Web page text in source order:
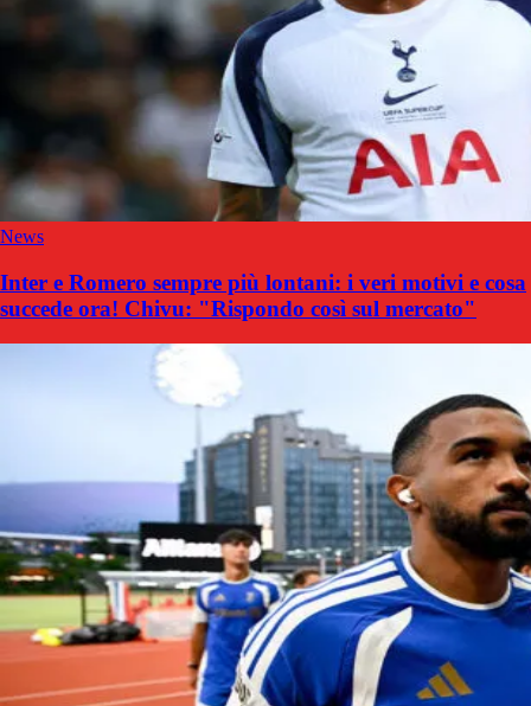
News
Inter e Romero sempre più lontani: i veri motivi e cosa
succede ora! Chivu: "Rispondo così sul mercato"